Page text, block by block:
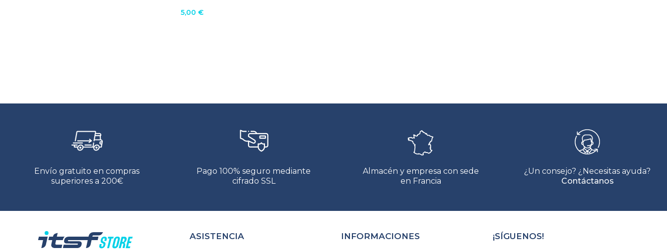
5,00 €
Envío gratuito en compras
superiores a 200€
Pago 100% seguro mediante
cifrado SSL
Almacén y empresa con sede
en Francia
¿Un consejo? ¿Necesitas ayuda?
Contáctanos
ASISTENCIA INFORMACIONES ¡SÍGUENOS!